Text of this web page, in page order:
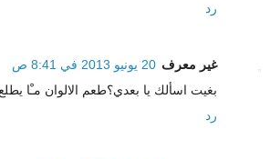
رد
غير معرف 20 يونيو 2013 في 8:41 ص
بغيت اسألك يا بعدي؟طعم الالوان مـْا
رد